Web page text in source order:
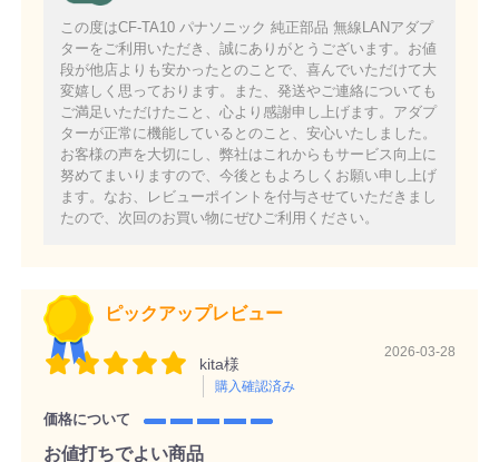
この度はCF-TA10 パナソニック 純正部品 無線LANアダプ
ターをご利用いただき、誠にありがとうございます。お値
段が他店よりも安かったとのことで、喜んでいただけて大
変嬉しく思っております。また、発送やご連絡についても
ご満足いただけたこと、心より感謝申し上げます。アダプ
ターが正常に機能しているとのこと、安心いたしました。
お客様の声を大切にし、弊社はこれからもサービス向上に
努めてまいりますので、今後ともよろしくお願い申し上げ
ます。なお、レビューポイントを付与させていただきまし
たので、次回のお買い物にぜひご利用ください。
ピックアップレビュー
kita様
購入確認済み
2026-03-28
価格について
お値打ちでよい商品